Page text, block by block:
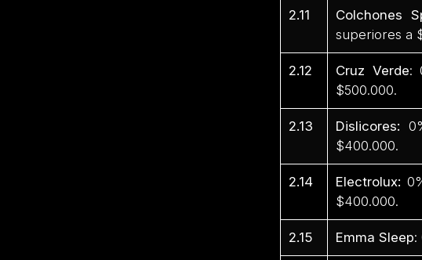
2.11 Colchones
superiores a
2.12 Cruz Verde:
$500.000.
2.13 Dislicores:
$400.000.
2.14 Electrolux:
$400.000.
2.15 Emma Sleep: